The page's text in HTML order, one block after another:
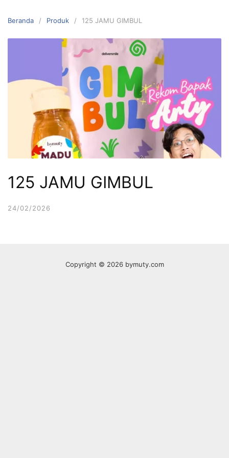
keBeranda Produk 125 JAMU GIMBUL
125 JAMU GIMBUL
24/02/2026
Copyright © 2026 bymuty.com